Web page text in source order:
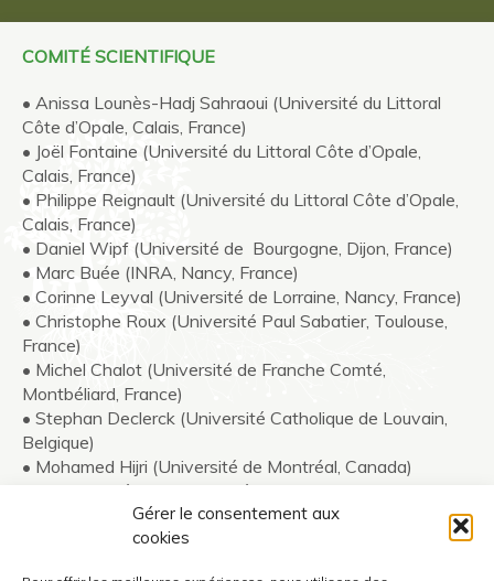
Gérer le consentement aux
cookies
COMITÉ SCIENTIFIQUE
• Anissa Lounès-Hadj Sahraoui (Université du Littoral
Côte d’Opale, Calais, France)
• Joël Fontaine (Université du Littoral Côte d’Opale,
Calais, France)
• Philippe Reignault (Université du Littoral Côte d’Opale,
Calais, France)
• Daniel Wipf (Université de Bourgogne, Dijon, France)
• Marc Buée (INRA, Nancy, France)
• Corinne Leyval (Université de Lorraine, Nancy, France)
• Christophe Roux (Université Paul Sabatier, Toulouse,
France)
• Michel Chalot (Université de Franche Comté,
Montbéliard, France)
• Stephan Declerck (Université Catholique de Louvain,
Belgique)
• Mohamed Hijri (Université de Montréal, Canada)
• Marc-André Selosse (Muséum national d’Histoire
naturelle, Paris, France)
• Amadou Bâ (Université des Antilles, Guadeloupe,